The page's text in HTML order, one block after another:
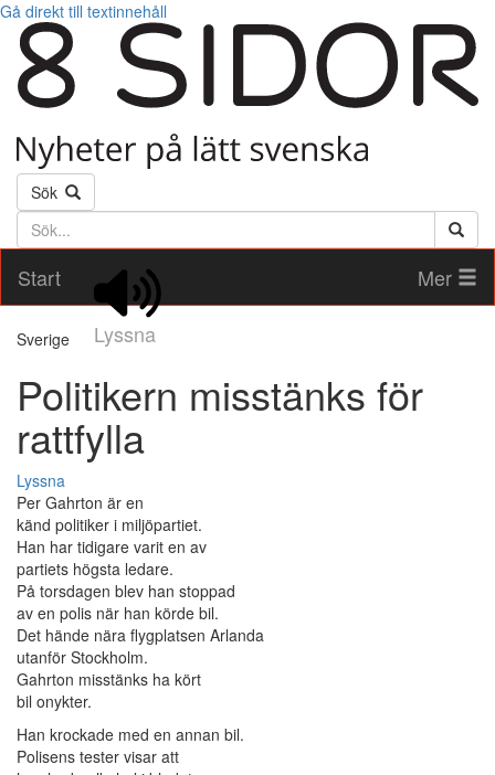
Gå direkt till textinnehåll
Sök
Söktext
Start
Lyssna
Mer
Sverige
Politikern misstänks för
rattfylla
Lyssna
Per Gahrton är en
känd politiker i miljöpartiet.
Han har tidigare varit en av
partiets högsta ledare.
På torsdagen blev han stoppad
av en polis när han körde bil.
Det hände nära flygplatsen Arlanda
utanför Stockholm.
Gahrton misstänks ha kört
bil onykter.
Han krockade med en annan bil.
Polisens tester visar att